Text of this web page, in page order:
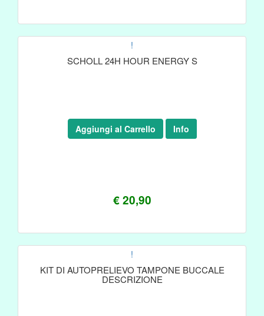
!
SCHOLL 24H HOUR ENERGY S
€ 20,90
Aggiungi al Carrello Info
!
KIT DI AUTOPRELIEVO TAMPONE BUCCALE
DESCRIZIONE